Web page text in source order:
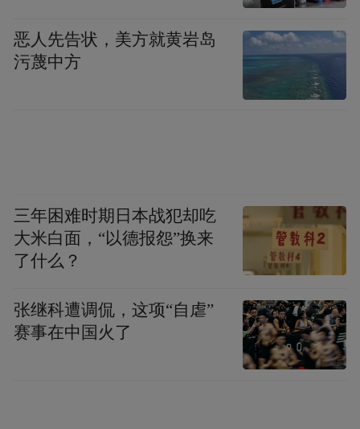
用专业的音乐、美育教育赋能孩子们健康成
长、全面发展。
by the user of Dafeng Hao, which is a social media
platform and merely provides information storage
space services.”
恶人先告状，美方就黄岩岛
污蔑中方
三年困难时期日本战犯却吃
大米白面，“以德报怨”换来
了什么？
张继科遭调侃，这项“自虐”
赛事在中国火了